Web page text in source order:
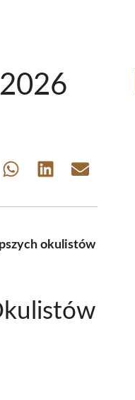
Share Share Share
okulistów